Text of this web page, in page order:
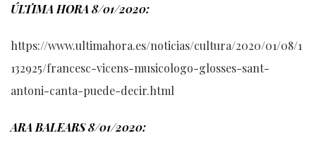
ÚLTIMA HORA 8/01/2020:
https://www.ultimahora.es/noticias/cultura/2020/01/08/1
132925/francesc-vicens-musicologo-glosses-sant-
antoni-canta-puede-decir.html
ARA BALEARS 8/01/2020: